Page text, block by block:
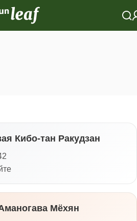
Кибо-тан Ракудзан
Мёхян